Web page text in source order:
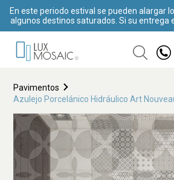
En este periodo estival se pueden alargar
algunos destinos saturados. Si su entrega
Pavimentos
Azulejo Porcelánico Hidráulico Art